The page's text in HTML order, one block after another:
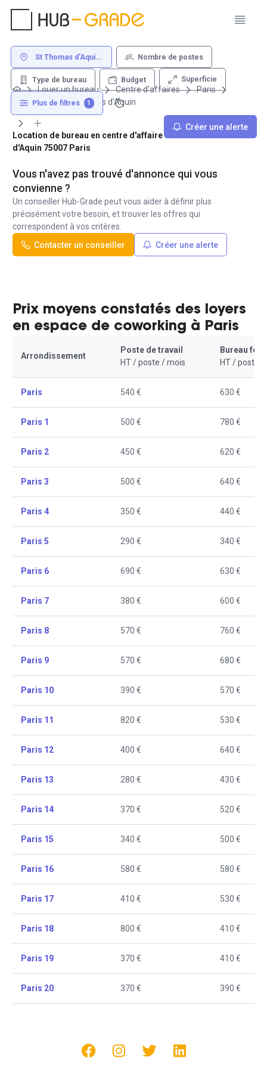
St Thomas d'Aquin
Nombre de postes
Type de bureau Budget Superficie
Plus de filtres 1
Créer une alerte
Louer un bureau Centre d'affaires
Paris
75007
Saint Thomas d'Aquin
Location de bureau en centre d'affaire - Saint Thomas
d'Aquin 75007 Paris
Vous n'avez pas trouvé d'annonce qui vous
convienne ?
Un conseiller Hub-Grade peut vous aider à définir plus
précisément votre besoin, et trouver les offres qui
correspondent à vos critères.
Contacter un conseiller
Créer une alerte
Prix moyens constatés des loyers
en espace de coworking à Paris
Arrondissement
Poste de travail
HT / poste / mois
Bureau
HT / poste /
Paris 540 € 630 €
Paris 1 500 € 780 €
Paris 2 450 € 620 €
Paris 3 500 € 640 €
Paris 4 350 € 440 €
Paris 5 290 € 340 €
Paris 6 690 € 630 €
Paris 7 380 € 600 €
Paris 8 570 € 760 €
Paris 9 570 € 680 €
Paris 10 390 € 570 €
Paris 11 820 € 530 €
Paris 12 400 € 640 €
Paris 13 280 € 430 €
Paris 14 370 € 520 €
Paris 15 340 € 500 €
Paris 16 580 € 580 €
Paris 17 410 € 530 €
Paris 18 800 € 410 €
Paris 19 370 € 410 €
Paris 20 370 € 390 €